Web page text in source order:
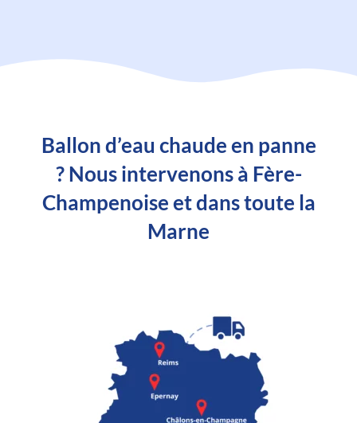
Ballon d’eau chaude en panne
? Nous intervenons à Fère-
Champenoise et dans toute la
Marne